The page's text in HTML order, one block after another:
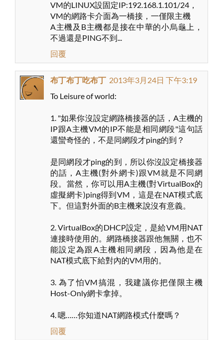
VM的LINUX設固定IP:192.168.1.101/24，
VM的網路卡介面為一橋接，一僅限主機
A主機及B主機都是接在中華的小烏龜上，
不過還是PING不到...
回覆
布丁布丁吃布丁 2013年3月24日 下午3:19
To Leisure of world:
1. "如果你沒設定網路橋接器的話，A主機的
IP跟A主機VM的IP不能是相同網段"這句話
還蠻奇怪的，不是同網段才ping的到？
是同網段才ping的到，所以你沒設定橋接器
的話，A主機(對外網卡)跟VM就是不同網
段。當然，你可以用A主機(對VirtualBox的
虛擬網卡)ping得到VM，這是在NAT模式底
下。但這對外面的B主機來說沒有意義。
2. VirtualBox的DHCP設定，是給VM用NAT
連接時使用的。網路橋接器跟他無關，也不
能設定為跟A主機相同網段，因為他是在
NAT模式底下給對內的VM用的。
3. 為了怕VM搞混，我建議你把僅限主機
Host-Only網卡拿掉。
4. 嗯……你知道NAT網路模式什麼嗎？
回覆